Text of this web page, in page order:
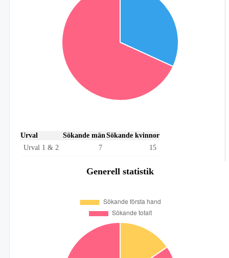
Urval Sökande mänSökande kvinnor
Urval 1 & 2
7 15
Generell statistik